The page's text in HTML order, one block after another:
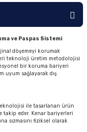
ve Paspas Sistemi
döşemeyi korumak
teknoloji üretim metodolojisi
bir koruma bariyeri
uyum sağlayarak dış
ile tasarlanan ürün
takip eder. Kenar bariyerleri
sızmasını fiziksel olarak